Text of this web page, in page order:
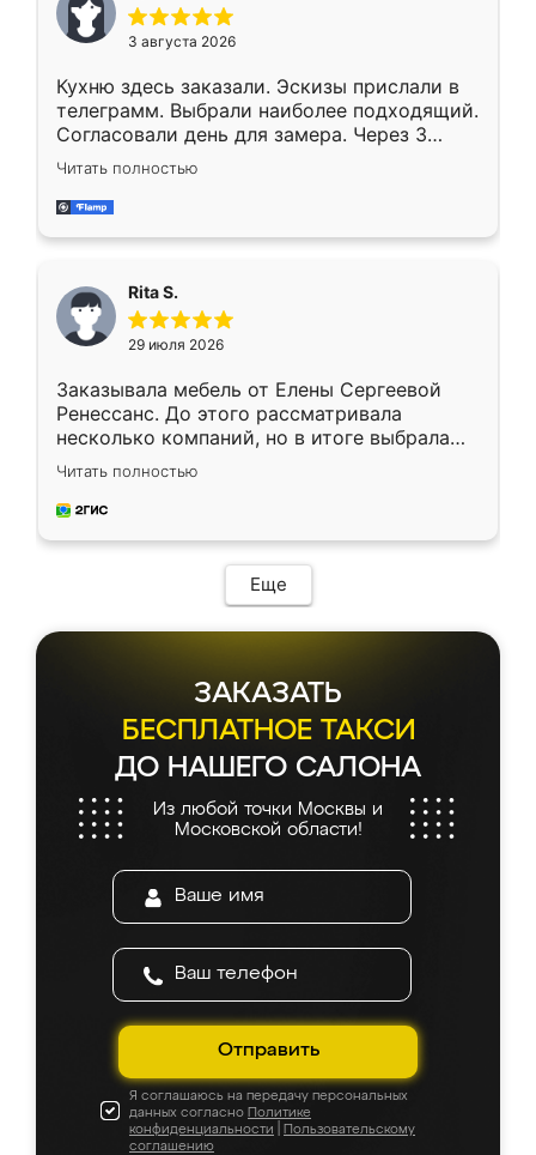
3 августа 2026
Кухню здесь заказали. Эскизы прислали в
телеграмм. Выбрали наиболее подходящий.
Согласовали день для замера. Через 3
недели кухня была уже готова. Остались
довольны работой. Спасибо Ренессанс
мебель за качественную работу!
Читать полностью
Rita S.
29 июля 2026
Заказывала мебель от Елены Сергеевой
Ренессанс. До этого рассматривала
несколько компаний, но в итоге выбрала
эту. Сначала обговорили условия, потом
приехал замерщик, всё спокойно объяснил
и снял размеры. Изготовили в срок, с
мебель сразу встала на свое место без
каких-либо доработок. Качеством осталась
довольна, все выглядит так, как и ожидала.
Читать полностью
Еще
ЗАКАЗАТЬ
БЕСПЛАТНОЕ ТАКСИ
ДО НАШЕГО САЛОНА
Из любой точки Москвы и
Московской области!
Отправить
Я соглашаюсь на передачу персональных
данных согласно Политике
конфиденциальности
Пользовательскому
соглашению